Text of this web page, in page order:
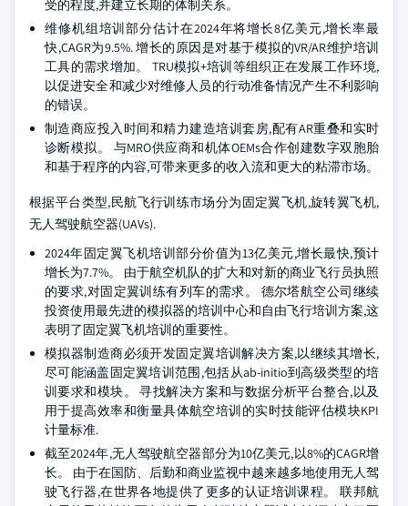
受的程度,并建立长期的体制关系。
维修机组培训部分估计在2024年将增长8亿美元,增长率最
快,CAGR为9.5%. 增长的原因是对基于模拟的VR/AR维护培训
工具的需求增加。 TRU模拟+培训等组织正在发展工作环境,
以促进安全和减少对维修人员的行动准备情况产生不利影响
的错误。
制造商应投入时间和精力建造培训套房,配有AR重叠和实时
诊断模拟。 与MRO供应商和机体OEMs合作创建数字双胞胎
和基于程序的内容,可带来更多的收入流和更大的粘滞市场。
根据平台类型,民航飞行训练市场分为固定翼飞机,旋转翼飞机,
无人驾驶航空器(UAVs).
2024年固定翼飞机培训部分价值为13亿美元,增长最快,预计
增长为7.7%。 由于航空机队的扩大和对新的商业飞行员执照
的要求,对固定翼训练有列车的需求。 德尔塔航空公司继续
投资使用最先进的模拟器的培训中心和自由飞行培训方案,这
表明了固定翼飞机培训的重要性。
模拟器制造商必须开发固定翼培训解决方案,以继续其增长,
尽可能涵盖固定翼培训范围,包括从ab-initio到高级类型的培
训要求和模块。 寻找解决方案和与数据分析平台整合,以及
用于提高效率和衡量具体航空培训的实时技能评估模块KPI
计量标准.
截至2024年,无人驾驶航空器部分为10亿美元,以8%的CAGR增
长。 由于在国防、后勤和商业监视中越来越多地使用无人驾
驶飞行器,在世界各地提供了更多的认证培训课程。 联邦航